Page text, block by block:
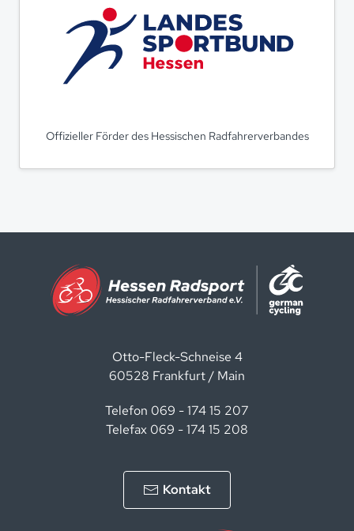
Offizieller Förder des Hessischen Radfahrerverbandes
Otto-Fleck-Schneise 4
60528 Frankfurt / Main
Telefon 069 - 174 15 207
Telefax 069 - 174 15 208
Kontakt